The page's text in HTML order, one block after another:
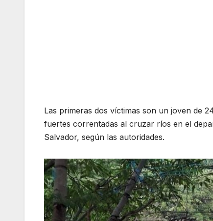
Las primeras dos víctimas son un joven de
fuertes correntadas al cruzar ríos en el
Salvador, según las autoridades.